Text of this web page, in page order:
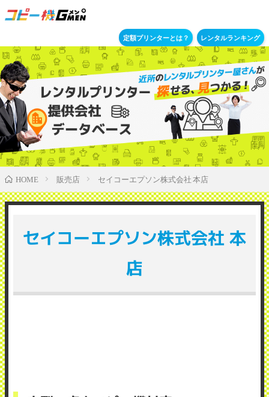
定額プリンターとは？ レンタルランキング
HOME 販売店 セイコーエプソン株式会社 本店
セイコーエプソン株式会社 本
店